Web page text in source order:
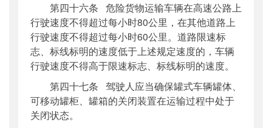
第四十六条 危险货物运输车辆在高速公路上
行驶速度不得超过每小时80公里，在其他道路上
行驶速度不得超过每小时60公里。道路限速标
志、标线标明的速度低于上述规定速度的，车辆
行驶速度不得高于限速标志、标线标明的速度。
第四十七条 驾驶人应当确保罐式车辆罐体、
可移动罐柜、罐箱的关闭装置在运输过程中处于
关闭状态。